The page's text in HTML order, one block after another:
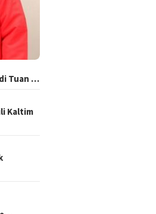
Tuan …
Kaltim